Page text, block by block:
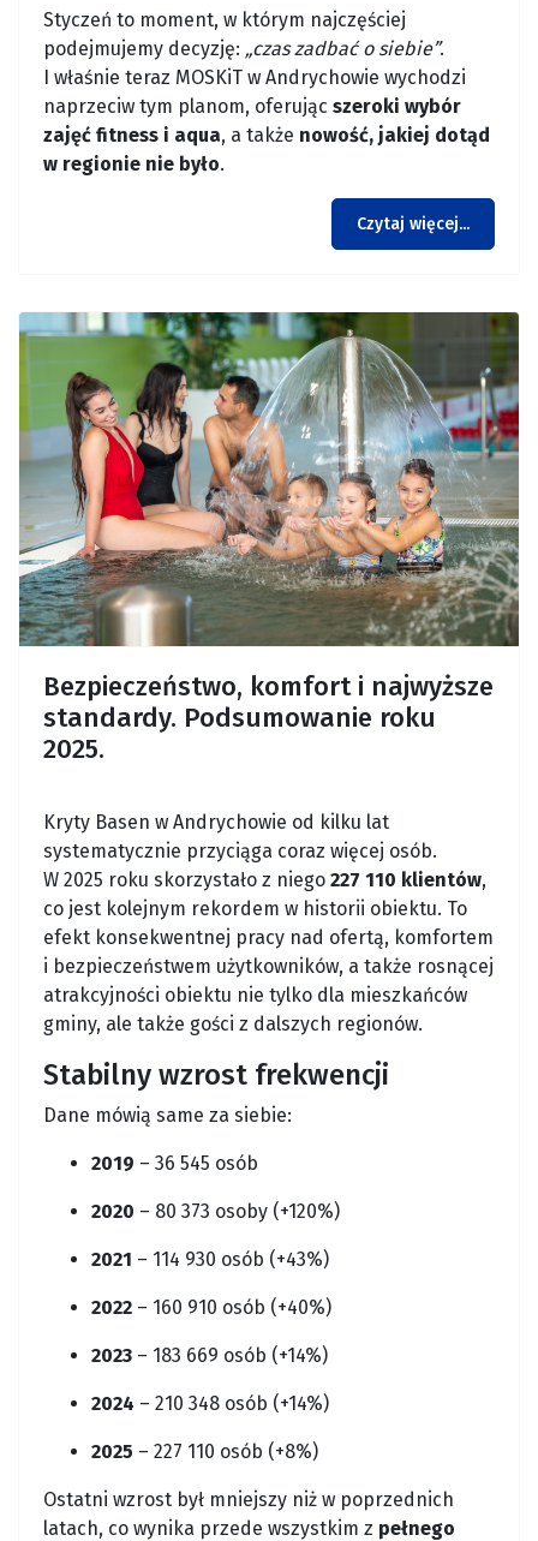
Styczeń to moment, w którym najczęściej
podejmujemy decyzję: „czas zadbać o siebie”.
I właśnie teraz MOSKiT w Andrychowie wychodzi
naprzeciw tym planom, oferując szeroki wybór
zajęć fitness i aqua, a także nowość, jakiej dotąd
w regionie nie było.
Czytaj więcej...
Bezpieczeństwo, komfort i najwyższe
standardy. Podsumowanie roku
2025.
Kryty Basen w Andrychowie od kilku lat
systematycznie przyciąga coraz więcej osób.
W 2025 roku skorzystało z niego 227 110 klientów,
co jest kolejnym rekordem w historii obiektu. To
efekt konsekwentnej pracy nad ofertą, komfortem
i bezpieczeństwem użytkowników, a także rosnącej
atrakcyjności obiektu nie tylko dla mieszkańców
gminy, ale także gości z dalszych regionów.
Stabilny wzrost frekwencji
Dane mówią same za siebie:
2019 – 36 545 osób
2020 – 80 373 osoby (+120%)
2021 – 114 930 osób (+43%)
2022 – 160 910 osób (+40%)
2023 – 183 669 osób (+14%)
2024 – 210 348 osób (+14%)
2025 – 227 110 osób (+8%)
Ostatni wzrost był mniejszy niż w poprzednich
latach, co wynika przede wszystkim z pełnego